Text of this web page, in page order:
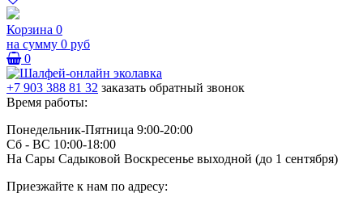
Корзина 0
на сумму 0 руб
0
+7 903 388 81 32 заказать обратный звонок
Время работы:
Понедельник-Пятница 9:00-20:00
Сб - ВС 10:00-18:00
На Сары Садыковой Воскресенье выходной (до 1 сентября)
Приезжайте к нам по адресу: